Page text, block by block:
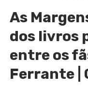
As
dos livros
entre os
Ferrante |